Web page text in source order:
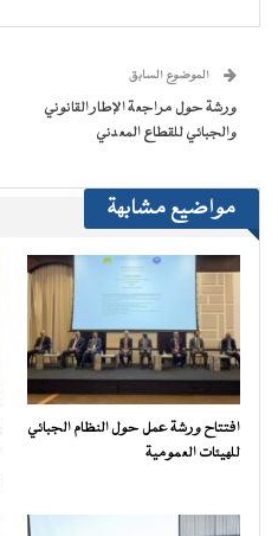
في في في في
الموضوع السابق
ورشة حول مراجعة الإطار القانوني
والجبائي للقطاع المعدني
مواضيع مشابهة
افتتاح ورشة عمل حول النظام الجبائي
للهيئات العمومية